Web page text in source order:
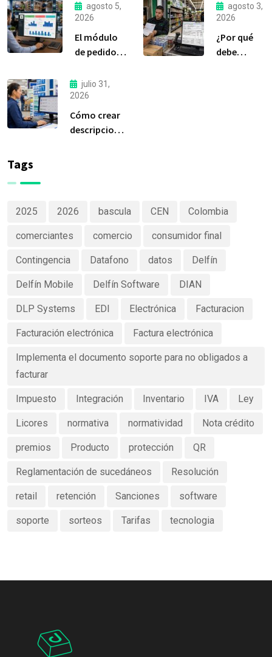
agosto 5,
2026
El módulo
de pedidos:
la
herramienta
más
importante
de Delfín
agosto 3,
2026
¿Por qué
debe
julio 31,
2026
Cómo crear
descripciones
Tags
2025 2026 bascula CEN Colombia
comerciantes comercio consumidor final
Contingencia Datafono datos Delfín
Delfín Mobile Delfín Software DIAN
DLP Systems EDI Electrónica Facturacion
Facturación electrónica Factura electrónica
Implementa el documento soporte para no obligados a
facturar
Impuesto Integración Inventario IVA Ley
Licores normativa normatividad Nota crédito
premios Producto protección QR
Reglamentación de sucedáneos Resolución
retail retención Sanciones software
soporte sorteos Tarifas tecnologia